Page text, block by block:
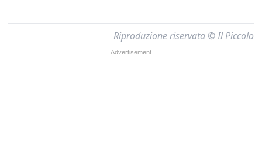
Riproduzione riservata © Il Piccolo